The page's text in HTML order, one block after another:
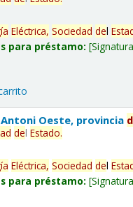
Eléctrica, Sociedad del
para préstamo:
Oeste, provincia
delEstado.
Eléctrica, Sociedad del
para préstamo: